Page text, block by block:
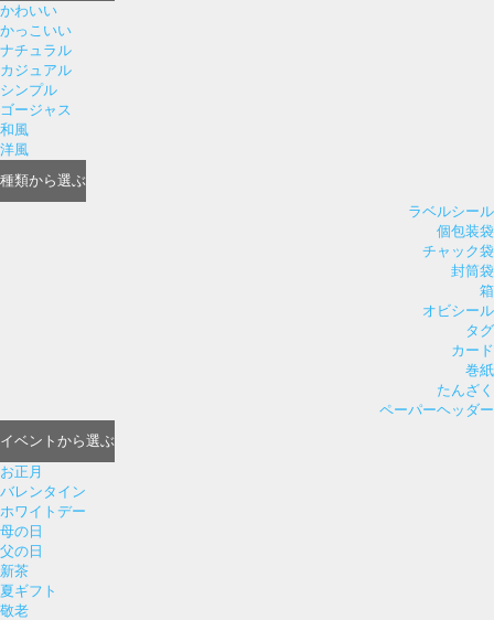
かわいい
かっこいい
ナチュラル
カジュアル
シンプル
ゴージャス
和風
洋風
種類から選ぶ
ラベルシール
個包装袋
チャック袋
封筒袋
箱
オビシール
タグ
カード
巻紙
たんざく
ペーパーヘッダー
イベント から選ぶ
お正月
バレンタイン
ホワイトデー
母の日
父の日
新茶
夏ギフト
敬老